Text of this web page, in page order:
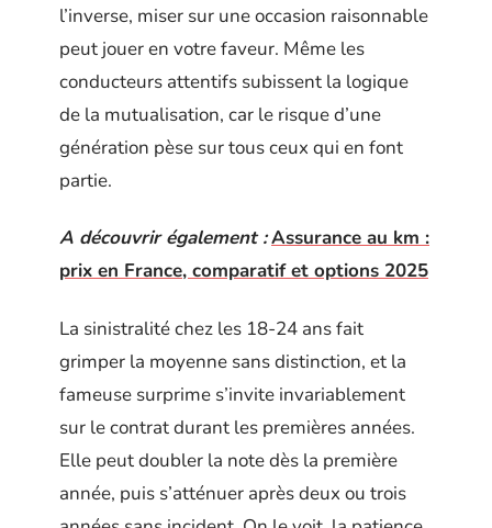
l’inverse, miser sur une occasion raisonnable
peut jouer en votre faveur. Même les
conducteurs attentifs subissent la logique
de la mutualisation, car le risque d’une
génération pèse sur tous ceux qui en font
partie.
A découvrir également :Assurance au km :
prix en France, comparatif et options 2025
La sinistralité chez les 18-24 ans fait
grimper la moyenne sans distinction, et la
fameuse surprime s’invite invariablement
sur le contrat durant les premières années.
Elle peut doubler la note dès la première
année, puis s’atténuer après deux ou trois